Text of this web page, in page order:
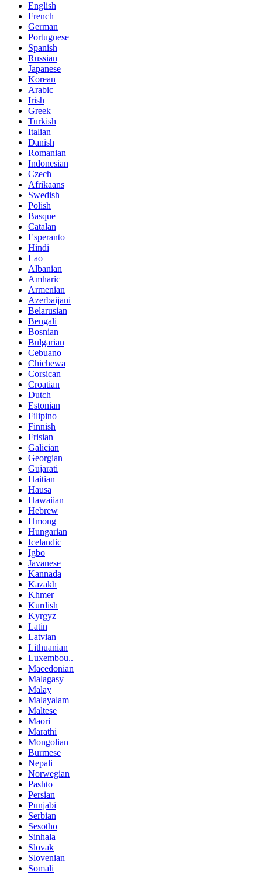
English
French
German
Portuguese
Spanish
Russian
Japanese
Korean
Arabic
Irish
Greek
Turkish
Italian
Danish
Romanian
Indonesian
Czech
Afrikaans
Swedish
Polish
Basque
Catalan
Esperanto
Hindi
Lao
Albanian
Amharic
Armenian
Azerbaijani
Belarusian
Bengali
Bosnian
Bulgarian
Cebuano
Chichewa
Corsican
Croatian
Dutch
Estonian
Filipino
Finnish
Frisian
Galician
Georgian
Gujarati
Haitian
Hausa
Hawaiian
Hebrew
Hmong
Hungarian
Icelandic
Igbo
Javanese
Kannada
Kazakh
Khmer
Kurdish
Kyrgyz
Latin
Latvian
Lithuanian
Luxembou..
Macedonian
Malagasy
Malay
Malayalam
Maltese
Maori
Marathi
Mongolian
Burmese
Nepali
Norwegian
Pashto
Persian
Punjabi
Serbian
Sesotho
Sinhala
Slovak
Slovenian
Somali